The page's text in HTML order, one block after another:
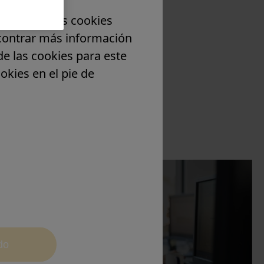
Las cookies
más información
las cookies para este
en el pie de